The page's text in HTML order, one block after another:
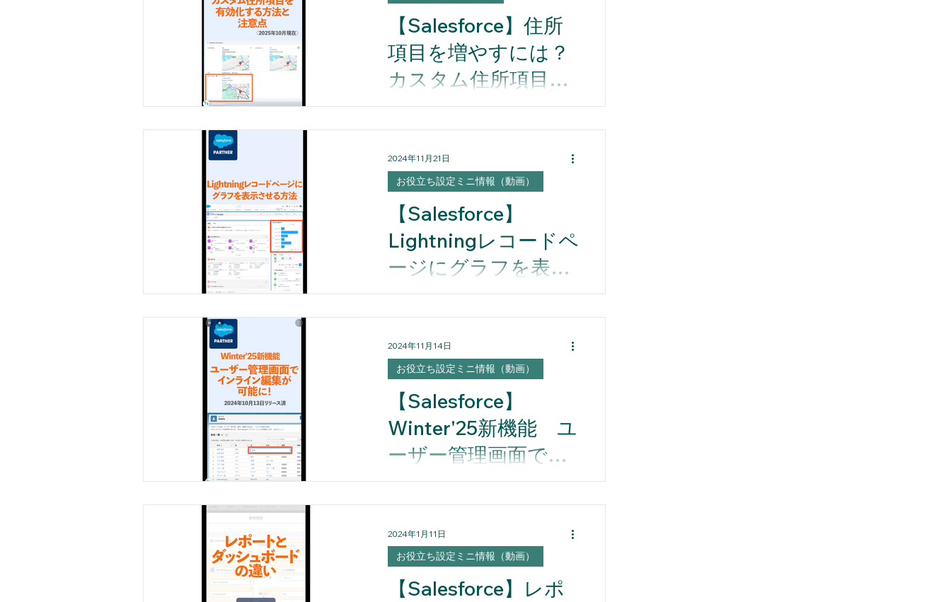
きなかった表示制御を、 「項目単
位」で柔軟にコントロールできるよ
うになりました。 たとえば── 商談フ
ェーズが「見積中」のときは金額入
力欄を表示 「受注」になったら請求
情報を自動表示 といった設定も、管
理画面上からノーコードで実現でき
ます。 本動画では、このDynamic
でご紹介しています。 Dyanamic
Formsを2分で解説
【Salesforce】住所
項目を増やすには？
カスタム住所項目の
設定と注意点
【Salesforce】住所項目を増やすに
は？カスタム住所項目の設定と注意
【Salesforce】
Lightningレコードペ
ージにグラフを表示
させる方法
Lightningレコードページに、 レポー
トのグラフを表示させることで、デ
得できるようになります。
お役立ち設定ミニ情報（動画）
2024年11月21日
【Salesforce】
Winter'25新機能 ユ
ーザー管理画面でイ
ンライン編集が可能
に
Winter'25以降、ユーザー管理画面に
おいてインライン編集が可能となり
お役立ち設定ミニ情報（動画）
2024年11月14日
【Salesforce】レポ
お役立ち設定ミニ情報（動画）
2024年1月11日